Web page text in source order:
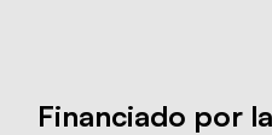
Financiado por